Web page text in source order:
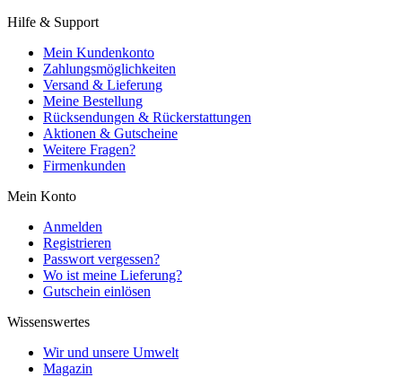
Hilfe & Support
Mein Kundenkonto
Zahlungsmöglichkeiten
Versand & Lieferung
Meine Bestellung
Rücksendungen & Rückerstattungen
Aktionen & Gutscheine
Weitere Fragen?
Firmenkunden
Mein Konto
Anmelden
Registrieren
Passwort vergessen?
Wo ist meine Lieferung?
Gutschein einlösen
Wissenswertes
Wir und unsere Umwelt
Magazin